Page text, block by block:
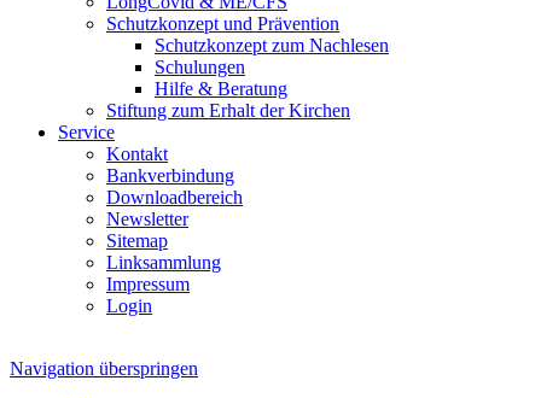
Schutzkonzept und Prävention
Schutzkonzept zum Nachlesen
Schulungen
Hilfe & Beratung
Stiftung zum Erhalt der Kirchen
Service
Kontakt
Bankverbindung
Downloadbereich
Newsletter
Sitemap
Linksammlung
Impressum
Login
Navigation überspringen